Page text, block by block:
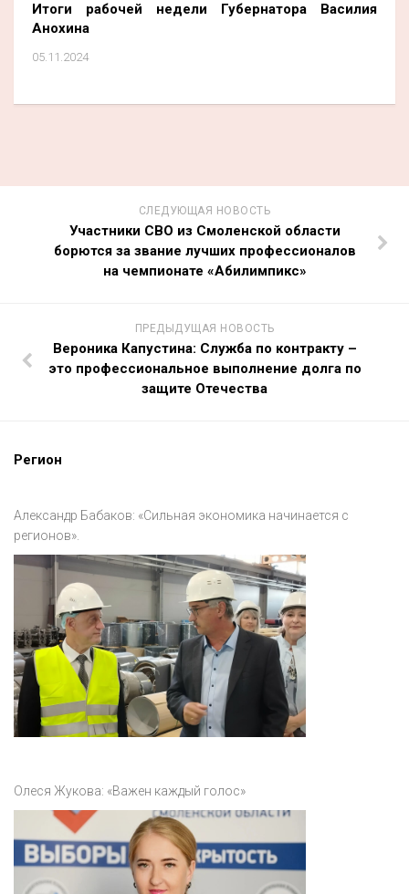
Итоги рабочей недели Губернатора Василия
Анохина
05.11.2024
СЛЕДУЮЩАЯ НОВОСТЬ
Участники СВО из Смоленской области
борются за звание лучших профессионалов
на чемпионате «Абилимпикс»
ПРЕДЫДУЩАЯ НОВОСТЬ
Вероника Капустина: Служба по контракту –
это профессиональное выполнение долга по
защите Отечества
Регион
Александр Бабаков: «Сильная экономика начинается с
регионов».
Олеся Жукова: «Важен каждый голос»